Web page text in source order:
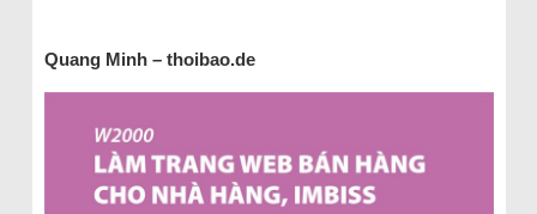
Quang Minh – thoibao.de